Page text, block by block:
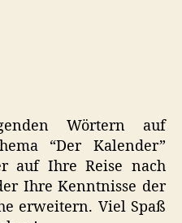
Wörtern auf
“Der Kalender”
auf Ihre Reise nach
Ihre Kenntnisse der
erweitern. Viel Spaß